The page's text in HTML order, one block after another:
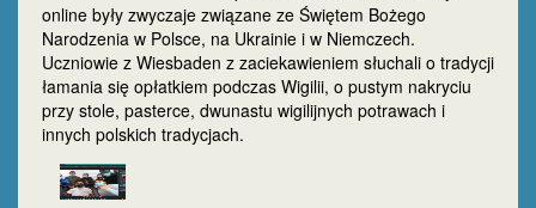
online były zwyczaje związane ze Świętem Bożego
Narodzenia w Polsce, na Ukrainie i w Niemczech.
Uczniowie z Wiesbaden z zaciekawieniem słuchali o tradycji
łamania się opłatkiem podczas Wigilii, o pustym nakryciu
przy stole, pasterce, dwunastu wigilijnych potrawach i
innych polskich tradycjach.